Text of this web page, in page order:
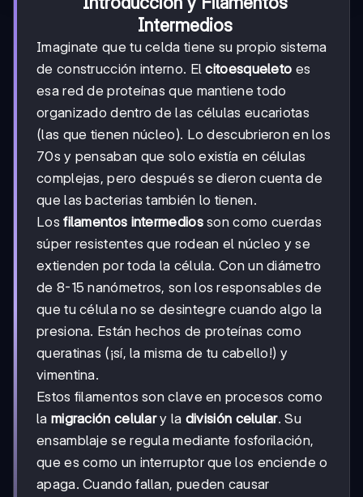
Intermedios
Imaginate que tu celda tiene su propio sistema
de construcción interno. Elcitoesqueleto es
esa red de proteínas que mantiene todo
organizado dentro de las células eucariotas
(las que tienen núcleo). Lo descubrieron en los
70s y pensaban que solo existía en células
complejas, pero después se dieron cuenta de
que las bacterias también lo tienen.
Losfilamentos intermediosson como cuerdas
súper resistentes que rodean el núcleo y se
extienden por toda la célula. Con un diámetro
de 8-15 nanómetros, son los responsables de
que tu célula no se desintegre cuando algo la
presiona. Están hechos de proteínas como
queratinas (¡sí, la misma de tu cabello!) y
vimentina.
Estos filamentos son clave en procesos como
la migración celulary la división celular. Su
ensamblaje se regula mediante fosforilación,
que es como un interruptor que los enciende o
apaga. Cuando fallan, pueden causar